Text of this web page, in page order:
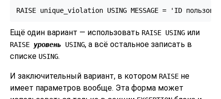
RAISE unique_violation USING MESSAGE = 'ID
Ещё один вариант — использовать RAISE USING или
RAISE уровень USING, а всё остальное записать в
списке USING.
И заключительный вариант, в котором RAISE не
имеет параметров вообще. Эта форма может